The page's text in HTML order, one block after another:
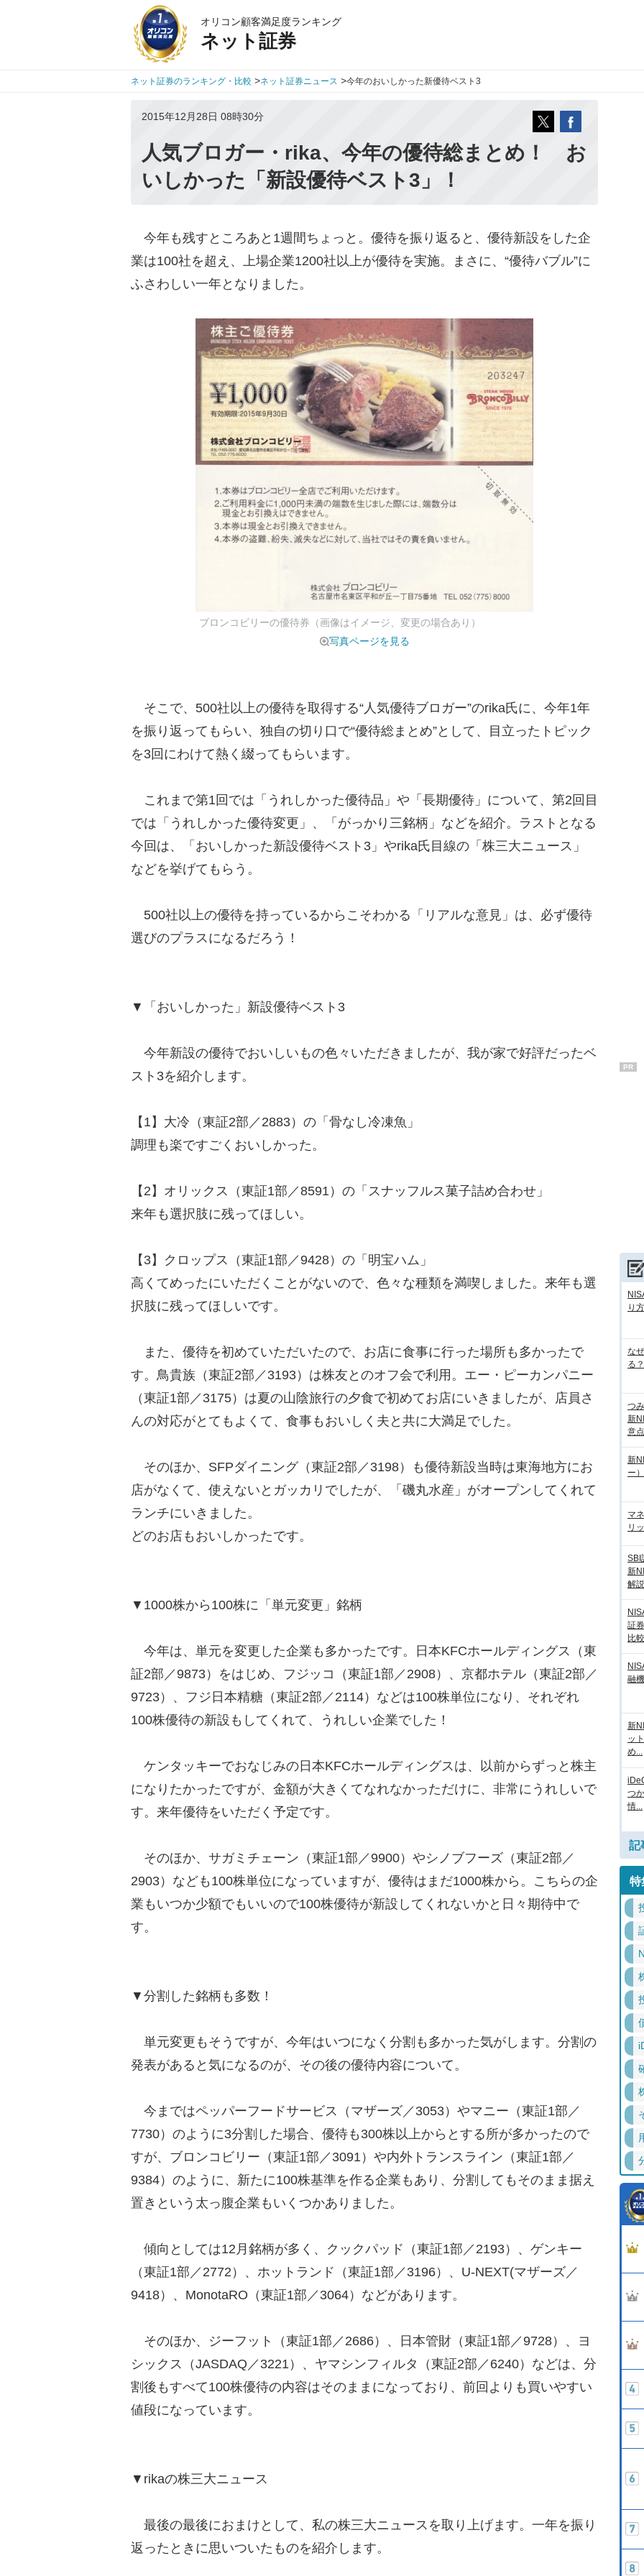
オリコン顧客満足度ランキング
ネット証券
ネット証券のランキング・比較 >ネット証券ニュース >今年のおいしかった新優待ベスト3
2015年12月28日 08時30分
人気ブロガー・rika、今年の優待総まとめ！ お
いしかった「新設優待ベスト3」！
今年も残すところあと1週間ちょっと。優待を振り返ると、優待新設をした企
業は100社を超え、上場企業1200社以上が優待を実施。まさに、“優待バブル”に
ふさわしい一年となりました。
ブロンコビリーの優待券（画像はイメージ、変更の場合あり）
写真ページを見る
そこで、500社以上の優待を取得する“人気優待ブロガー”のrika氏に、今年1年
を振り返ってもらい、独自の切り口で“優待総まとめ”として、目立ったトピック
を3回にわけて熱く綴ってもらいます。
これまで第1回では「うれしかった優待品」や「長期優待」について、第2回目
では「うれしかった優待変更」、「がっかり三銘柄」などを紹介。ラストとなる
今回は、「おいしかった新設優待ベスト3」やrika氏目線の「株三大ニュース」
などを挙げてもらう。
500社以上の優待を持っているからこそわかる「リアルな意見」は、必ず優待
選びのプラスになるだろう！
▼「おいしかった」新設優待ベスト3
今年新設の優待でおいしいもの色々いただきましたが、我が家で好評だったベ
スト3を紹介します。
【1】大冷（東証2部／2883）の「骨なし冷凍魚」
調理も楽ですごくおいしかった。
【2】オリックス（東証1部／8591）の「スナッフルス菓子詰め合わせ」
来年も選択肢に残ってほしい。
【3】クロップス（東証1部／9428）の「明宝ハム」
高くてめったにいただくことがないので、色々な種類を満喫しました。来年も選
択肢に残ってほしいです。
また、優待を初めていただいたので、お店に食事に行った場所も多かったで
す。鳥貴族（東証2部／3193）は株友とのオフ会で利用。エー・ピーカンパニー
（東証1部／3175）は夏の山陰旅行の夕食で初めてお店にいきましたが、店員さ
んの対応がとてもよくて、食事もおいしく夫と共に大満足でした。
そのほか、SFPダイニング（東証2部／3198）も優待新設当時は東海地方にお
店がなくて、使えないとガッカリでしたが、「磯丸水産」がオープンしてくれて
ランチにいきました。
どのお店もおいしかったです。
▼1000株から100株に「単元変更」銘柄
今年は、単元を変更した企業も多かったです。日本KFCホールディングス（東
証2部／9873）をはじめ、フジッコ（東証1部／2908）、京都ホテル（東証2部／
9723）、フジ日本精糖（東証2部／2114）などは100株単位になり、それぞれ
100株優待の新設もしてくれて、うれしい企業でした！
ケンタッキーでおなじみの日本KFCホールディングスは、以前からずっと株主
になりたかったですが、金額が大きくてなれなかっただけに、非常にうれしいで
す。来年優待をいただく予定です。
そのほか、サガミチェーン（東証1部／9900）やシノブフーズ（東証2部／
2903）なども100株単位になっていますが、優待はまだ1000株から。こちらの企
業もいつか少額でもいいので100株優待が新設してくれないかと日々期待中で
す。
▼分割した銘柄も多数！
単元変更もそうですが、今年はいつになく分割も多かった気がします。分割の
発表があると気になるのが、その後の優待内容について。
今まではペッパーフードサービス（マザーズ／3053）やマニー（東証1部／
7730）のように3分割した場合、優待も300株以上からとする所が多かったので
すが、ブロンコビリー（東証1部／3091）や内外トランスライン（東証1部／
9384）のように、新たに100株基準を作る企業もあり、分割してもそのまま据え
置きという太っ腹企業もいくつかありました。
傾向としては12月銘柄が多く、クックパッド（東証1部／2193）、ゲンキー
（東証1部／2772）、ホットランド（東証1部／3196）、U-NEXT(マザーズ／
9418）、MonotaRO（東証1部／3064）などがあります。
そのほか、ジーフット（東証1部／2686）、日本管財（東証1部／9728）、ヨ
シックス（JASDAQ／3221）、ヤマシンフィルタ（東証2部／6240）などは、分
割後もすべて100株優待の内容はそのままになっており、前回よりも買いやすい
値段になっています。
▼rikaの株三大ニュース
最後の最後におまけとして、私の株三大ニュースを取り上げます。一年を振り
返ったときに思いついたものを紹介します。
PR
り
な
る
つ
新
意点
新
ー
マ
リ
SBI
新
解説
証
比較
融
新
ッ
め...
つ
情...
記
特